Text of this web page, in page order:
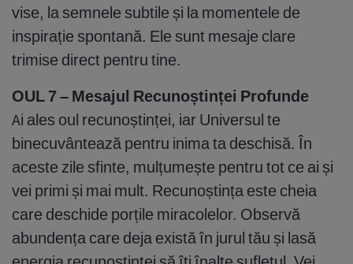
vise, la semnele subtile și la momentele de
inspirație spontană. Ele sunt mesaje clare
trimise direct pentru tine.
OUL 7 – Mesajul Recunoștinței Profunde
Ai ales oul recunoștinței, iar Universul te
binecuvântează pentru inima ta deschisă. În
aceste zile sfinte, mulțumește pentru tot ce ai și
vei primi și mai mult. Recunoștința este cheia
care deschide porțile miracolelor. Observă
abundența care deja există în jurul tău și lasă